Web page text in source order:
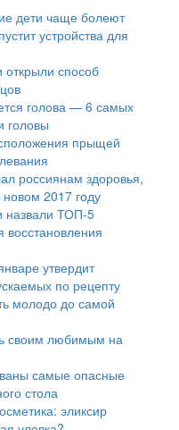
дети чаще болеют
устройства для
открыли способ
голова — 6 самых
головы
прыщей
россиянам здоровья,
2017 году
назвали ТОП-5
восстановления
утвердит
по рецепту
молодо до самой
своим любимым на
самые опасные
стола
эликсир